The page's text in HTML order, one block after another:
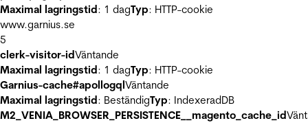
Maximal lagringstid: 1 dagTyp: HTTP-cookie
www.garnius.se
5
clerk-visitor-idVäntande
Maximal lagringstid: 1 dagTyp: HTTP-cookie
Garnius-cache#apollogqlVäntande
Maximal lagringstid: BeständigTyp: IndexeradDB
M2_VENIA_BROWSER_PERSISTENCE__magento_cache_id